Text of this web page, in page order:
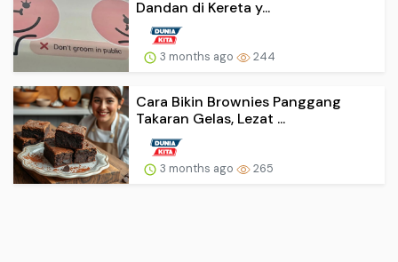
Dandan di Kereta y...
3 months ago 244
Cara Bikin Brownies Panggang
Takaran Gelas, Lezat ...
3 months ago 265